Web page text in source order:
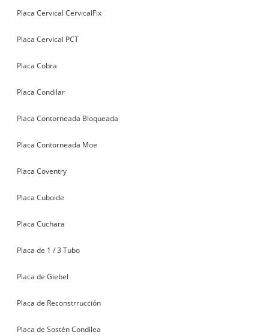
Placa Cervical CervicalFix
Placa Cervical PCT
Placa Cobra
Placa Condilar
Placa Contorneada Bloqueada
Placa Contorneada Moe
Placa Coventry
Placa Cuboide
Placa Cuchara
Placa de 1 / 3 Tubo
Placa de Giebel
Placa de Reconstrrucción
Placa de Sostén Condilea